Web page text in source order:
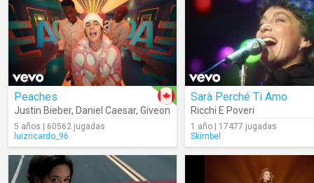
Peaches
Justin Bieber, Daniel Caesar, Giveon
5 años | 60562 jugadas
luizricardo_96
Sarà Perché Ti Amo
Ricchi E Poveri
1 año | 17477 jugadas
Skimbel